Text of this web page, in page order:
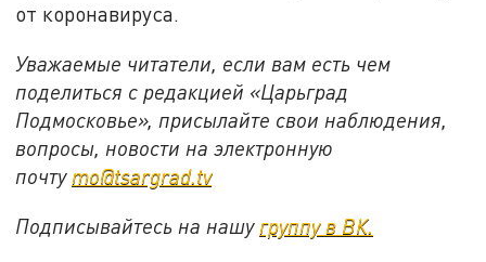
от коронавируса.
Уважаемые читатели, если вам есть чем
поделиться с редакцией «Царьград
Подмосковье», присылайте свои наблюдения,
вопросы, новости на электронную
почту mo@tsargrad.tv
Подписывайтесь на нашу группу в ВК.